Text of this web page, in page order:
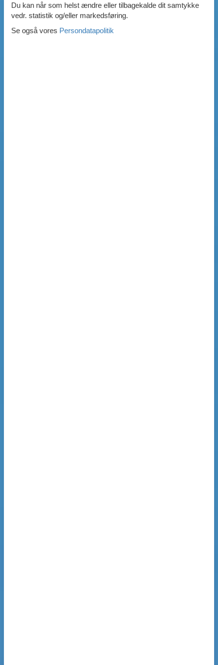
Du kan når som helst ændre eller tilbagekalde dit samtykke
vedr. statistik og/eller markedsføring.
Se også vores Persondatapolitik